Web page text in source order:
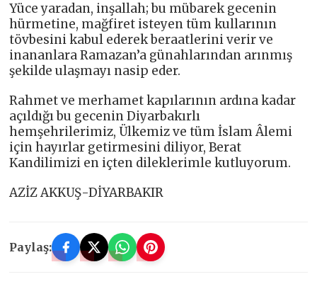
Yüce yaradan, inşallah; bu mübarek gecenin
hürmetine, mağfiret isteyen tüm kullarının
tövbesini kabul ederek beraatlerini verir ve
inananlara Ramazan’a günahlarından arınmış
şekilde ulaşmayı nasip eder.
Rahmet ve merhamet kapılarının ardına kadar
açıldığı bu gecenin Diyarbakırlı
hemşehrilerimiz, Ülkemiz ve tüm İslam Âlemi
için hayırlar getirmesini diliyor, Berat
Kandilimizi en içten dileklerimle kutluyorum.
AZİZ AKKUŞ-DİYARBAKIR
Paylaş: